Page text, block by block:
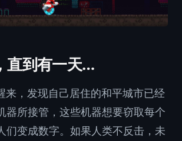
直到有一天…
来，发现自己居住的和平城市已经
器所接管，这些机器想要窃取每个
们变成数字。如果人类不反击，未